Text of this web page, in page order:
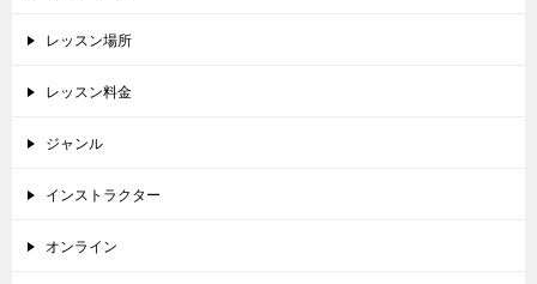
レッスン場所
レッスン料金
ジャンル
インストラクター
オンライン